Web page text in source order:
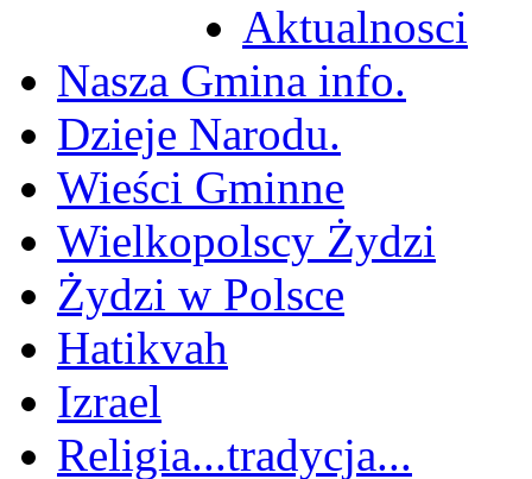
Aktualnosci
Nasza Gmina info.
Dzieje Narodu.
Wieści Gminne
Wielkopolscy Żydzi
Żydzi w Polsce
Hatikvah
Izrael
Religia...tradycja...